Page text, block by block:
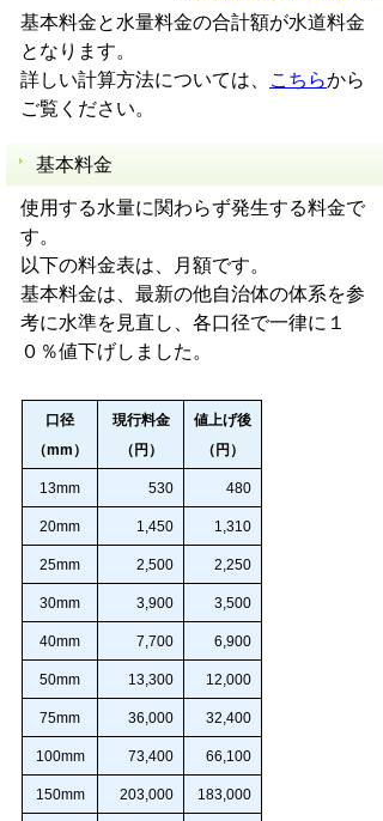
基本料金と水量料金の合計額が水道料金
となります。
詳しい計算方法については、
こちらから
ご覧ください。
基本料金
使用する水量に関わらず発生する料金で
す。
以下の料金表は、月額です。
基本料金は、最新の他自治体の体系を参
考に水準を見直し、各口径で一律に１
０％値下げしました。
口径
（mm）
現行料金
（円）
値上げ後
（円）
13mm 530 480
20mm 1,450 1,310
25mm 2,500 2,250
30mm 3,900 3,500
40mm 7,700 6,900
50mm 13,300 12,000
75mm 36,000 32,400
100mm 73,400 66,100
150mm 203,000 183,000